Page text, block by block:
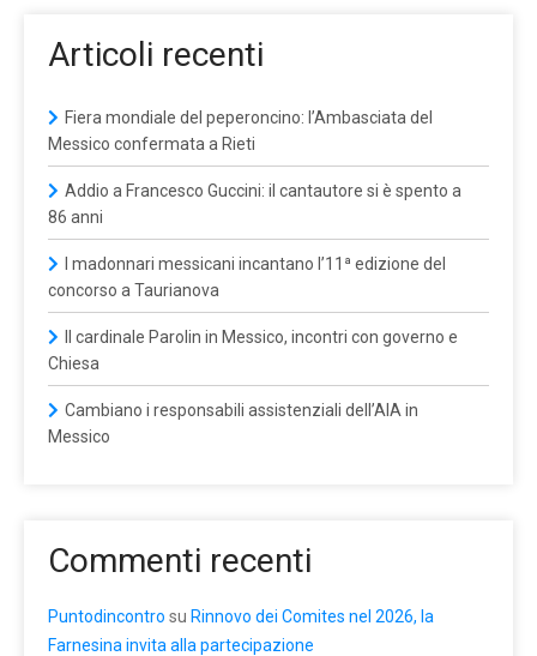
Articoli recenti
Fiera mondiale del peperoncino: l’Ambasciata del
Messico confermata a Rieti
Addio a Francesco Guccini: il cantautore si è spento a
86 anni
I madonnari messicani incantano l’11ª edizione del
concorso a Taurianova
Il cardinale Parolin in Messico, incontri con governo e
Chiesa
Cambiano i responsabili assistenziali dell’AIA in
Messico
Commenti recenti
Puntodincontro su Rinnovo dei Comites nel 2026, la
Farnesina invita alla partecipazione